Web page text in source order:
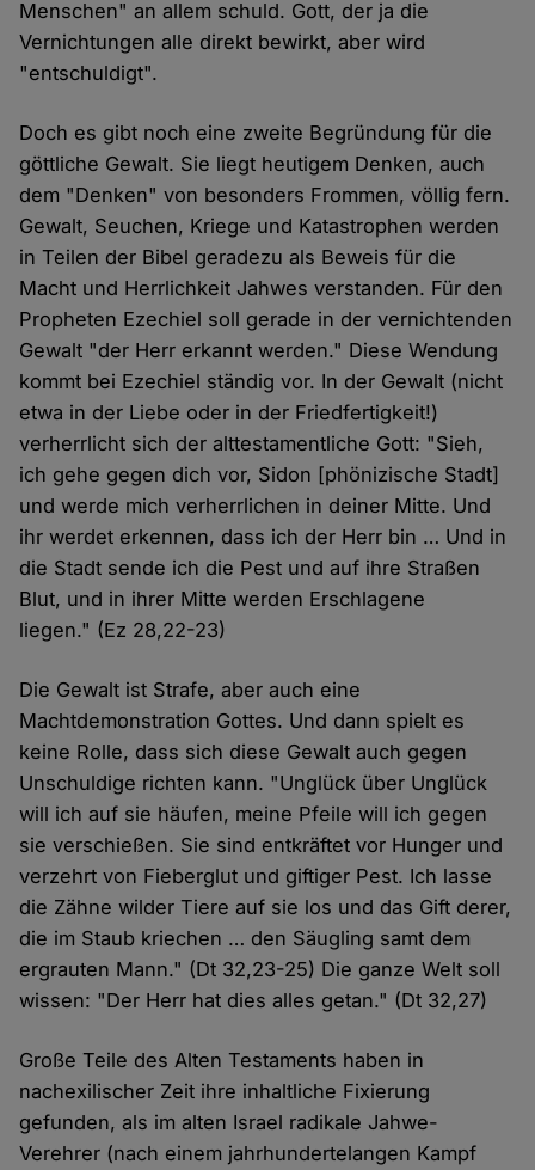
Menschen" an allem schuld. Gott, der ja die
Vernichtungen alle direkt bewirkt, aber wird
"entschuldigt".
Doch es gibt noch eine zweite Begründung für die
göttliche Gewalt. Sie liegt heutigem Denken, auch
dem "Denken" von besonders Frommen, völlig fern.
Gewalt, Seuchen, Kriege und Katastrophen werden
in Teilen der Bibel geradezu als Beweis für die
Macht und Herrlichkeit Jahwes verstanden. Für den
Propheten Ezechiel soll gerade in der vernichtenden
Gewalt "der Herr erkannt werden." Diese Wendung
kommt bei Ezechiel ständig vor. In der Gewalt (nicht
etwa in der Liebe oder in der Friedfertigkeit!)
verherrlicht sich der alttestamentliche Gott: "Sieh,
ich gehe gegen dich vor, Sidon [phönizische Stadt]
und werde mich verherrlichen in deiner Mitte. Und
ihr werdet erkennen, dass ich der Herr bin … Und in
die Stadt sende ich die Pest und auf ihre Straßen
Blut, und in ihrer Mitte werden Erschlagene
liegen." (Ez 28,22-23)
Die Gewalt ist Strafe, aber auch eine
Machtdemonstration Gottes. Und dann spielt es
keine Rolle, dass sich diese Gewalt auch gegen
Unschuldige richten kann. "Unglück über Unglück
will ich auf sie häufen, meine Pfeile will ich gegen
sie verschießen. Sie sind entkräftet vor Hunger und
verzehrt von Fieberglut und giftiger Pest. Ich lasse
die Zähne wilder Tiere auf sie los und das Gift derer,
die im Staub kriechen … den Säugling samt dem
ergrauten Mann." (Dt 32,23-25) Die ganze Welt soll
wissen: "Der Herr hat dies alles getan." (Dt 32,27)
Große Teile des Alten Testaments haben in
nachexilischer Zeit ihre inhaltliche Fixierung
gefunden, als im alten Israel radikale Jahwe-
Verehrer (nach einem jahrhundertelangen Kampf